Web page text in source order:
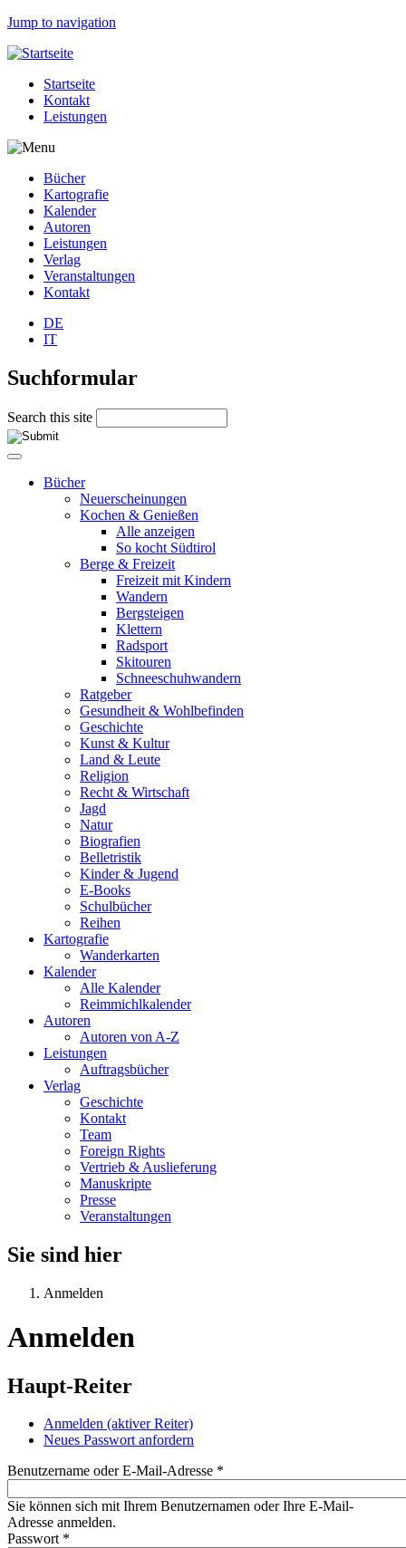
Jump to navigation
Startseite
Kontakt
Leistungen
Bücher
Kartografie
Kalender
Autoren
Leistungen
Verlag
Veranstaltungen
Kontakt
DE
IT
Suchformular
Search this site
Bücher
Neuerscheinungen
Kochen & Genießen
Alle anzeigen
So kocht Südtirol
Berge & Freizeit
Freizeit mit Kindern
Wandern
Bergsteigen
Klettern
Radsport
Skitouren
Schneeschuhwandern
Ratgeber
Gesundheit & Wohlbefinden
Geschichte
Kunst & Kultur
Land & Leute
Religion
Recht & Wirtschaft
Jagd
Natur
Biografien
Belletristik
Kinder & Jugend
E-Books
Schulbücher
Reihen
Kartografie
Wanderkarten
Kalender
Alle Kalender
Reimmichlkalender
Autoren
Autoren von A-Z
Leistungen
Auftragsbücher
Verlag
Geschichte
Kontakt
Team
Foreign Rights
Vertrieb & Auslieferung
Manuskripte
Presse
Veranstaltungen
Sie sind hier
Anmelden
Anmelden
Haupt-Reiter
Anmelden (aktiver Reiter)
Neues Passwort anfordern
Benutzername oder E-Mail-Adresse *
Sie können sich mit Ihrem Benutzernamen oder Ihre E-Mail-
Adresse anmelden.
Passwort *